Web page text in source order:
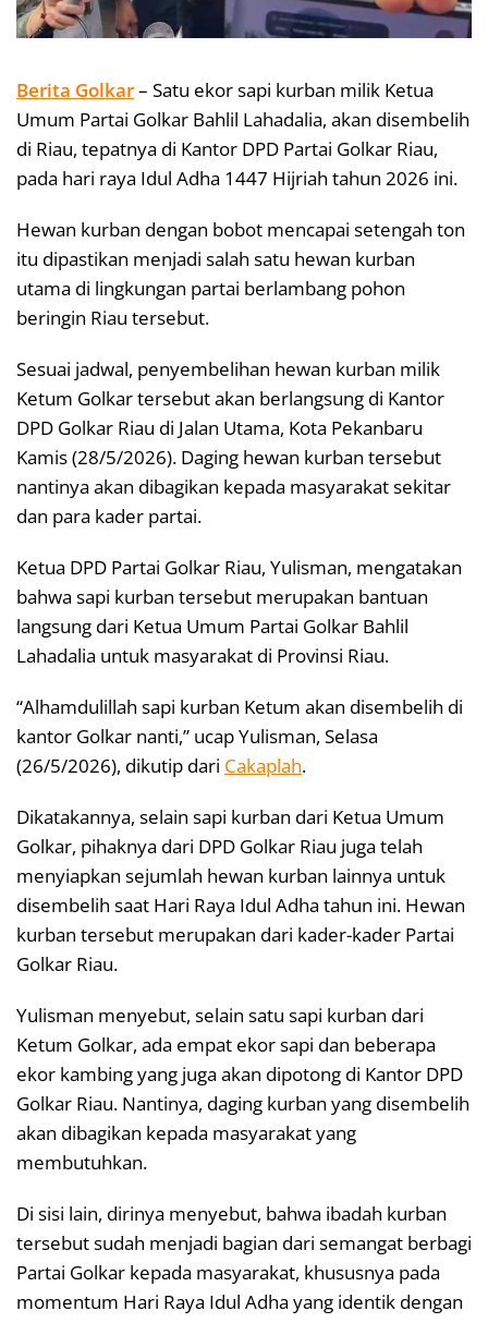
Berita Golkar– Satu ekor sapi kurban milik Ketua
Umum Partai Golkar Bahlil Lahadalia, akan disembelih
di Riau, tepatnya di Kantor DPD Partai Golkar Riau,
pada hari raya Idul Adha 1447 Hijriah tahun 2026 ini.
Hewan kurban dengan bobot mencapai setengah ton
itu dipastikan menjadi salah satu hewan kurban
utama di lingkungan partai berlambang pohon
beringin Riau tersebut.
Sesuai jadwal, penyembelihan hewan kurban milik
Ketum Golkar tersebut akan berlangsung di Kantor
DPD Golkar Riau di Jalan Utama, Kota Pekanbaru
Kamis (28/5/2026). Daging hewan kurban tersebut
nantinya akan dibagikan kepada masyarakat sekitar
dan para kader partai.
Ketua DPD Partai Golkar Riau, Yulisman, mengatakan
bahwa sapi kurban tersebut merupakan bantuan
langsung dari Ketua Umum Partai Golkar Bahlil
Lahadalia untuk masyarakat di Provinsi Riau.
“Alhamdulillah sapi kurban Ketum akan disembelih di
kantor Golkar nanti,” ucap Yulisman, Selasa
(26/5/2026), dikutip dari Cakaplah.
Dikatakannya, selain sapi kurban dari Ketua Umum
Golkar, pihaknya dari DPD Golkar Riau juga telah
menyiapkan sejumlah hewan kurban lainnya untuk
disembelih saat Hari Raya Idul Adha tahun ini. Hewan
kurban tersebut merupakan dari kader-kader Partai
Golkar Riau.
Yulisman menyebut, selain satu sapi kurban dari
Ketum Golkar, ada empat ekor sapi dan beberapa
ekor kambing yang juga akan dipotong di Kantor DPD
Golkar Riau. Nantinya, daging kurban yang disembelih
akan dibagikan kepada masyarakat yang
membutuhkan.
Di sisi lain, dirinya menyebut, bahwa ibadah kurban
tersebut sudah menjadi bagian dari semangat berbagi
Partai Golkar kepada masyarakat, khususnya pada
momentum Hari Raya Idul Adha yang identik dengan